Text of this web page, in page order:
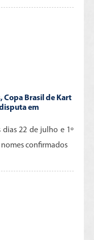
Copa Brasil de Kart
em
dias 22 de julho e 1º
confirmados